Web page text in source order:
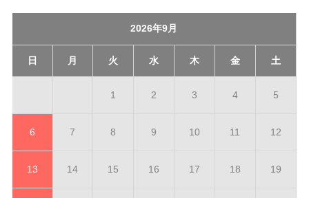
2026年9月
日 月 火 水 木 金 土
1 2 3 4 5
6 7 8 9 10 11 12
13 14 15 16 17 18 19